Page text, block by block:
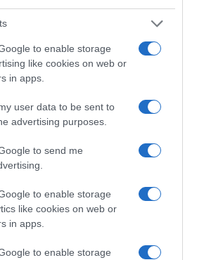
to enable storage
like cookies on web or
in apps.
user data to be sent to
advertising purposes.
to send me
to enable storage
like cookies on web or
in apps.
to enable storage
az anyaságról